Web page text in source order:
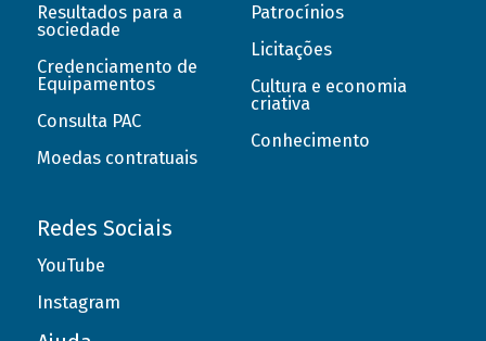
Resultados para a
sociedade
Credenciamento de
Equipamentos
Consulta PAC
Moedas contratuais
Patrocínios
Licitações
Cultura e economia
criativa
Conhecimento
Redes Sociais
YouTube
Instagram